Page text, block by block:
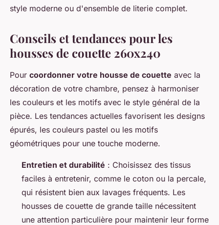
style moderne ou d'ensemble de literie complet.
Conseils et tendances pour les
housses de couette 260x240
Pour coordonner votre housse de couette avec la
décoration de votre chambre, pensez à harmoniser
les couleurs et les motifs avec le style général de la
pièce. Les tendances actuelles favorisent les designs
épurés, les couleurs pastel ou les motifs
géométriques pour une touche moderne.
Entretien et durabilité : Choisissez des tissus
faciles à entretenir, comme le coton ou la percale,
qui résistent bien aux lavages fréquents. Les
housses de couette de grande taille nécessitent
une attention particulière pour maintenir leur forme